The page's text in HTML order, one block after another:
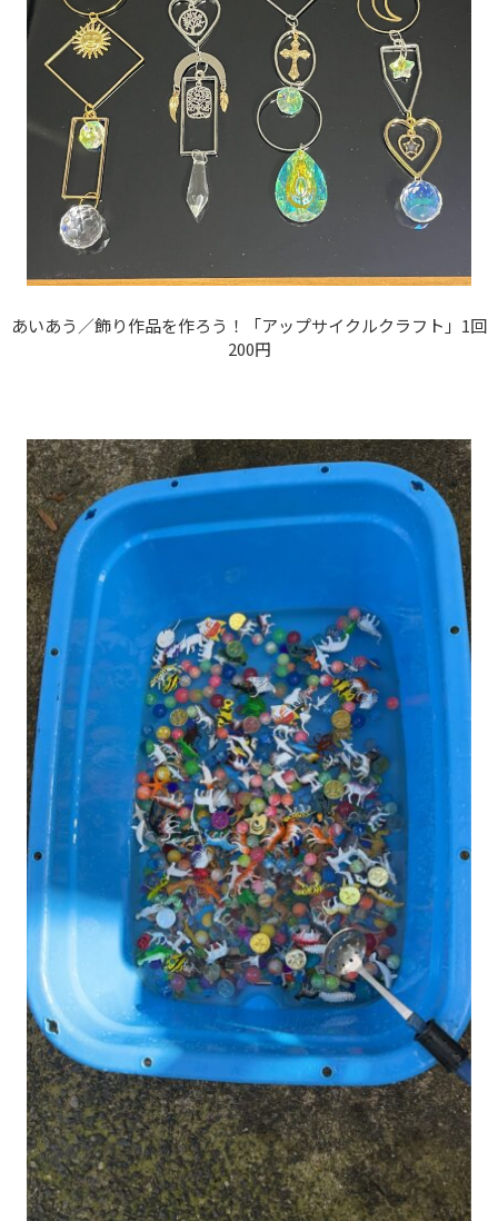
あいあう／飾り作品を作ろう！「アップサイクルクラフト」1回
200円